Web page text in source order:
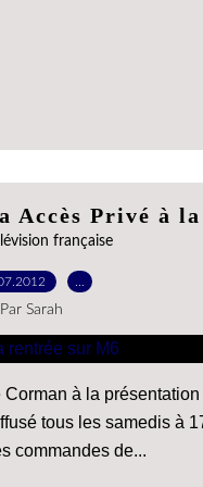
Accès Privé à
française
Par Sarah
à la présentation
tous les samedis à
commandes de...